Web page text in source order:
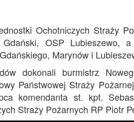
Ochotniczych Straży
OSP Lubieszewo, a
Marynów i
dokonali burmistrz
Państwowej Straży
komendanta st. kpt.
Straży Pożarnych RP Piotr